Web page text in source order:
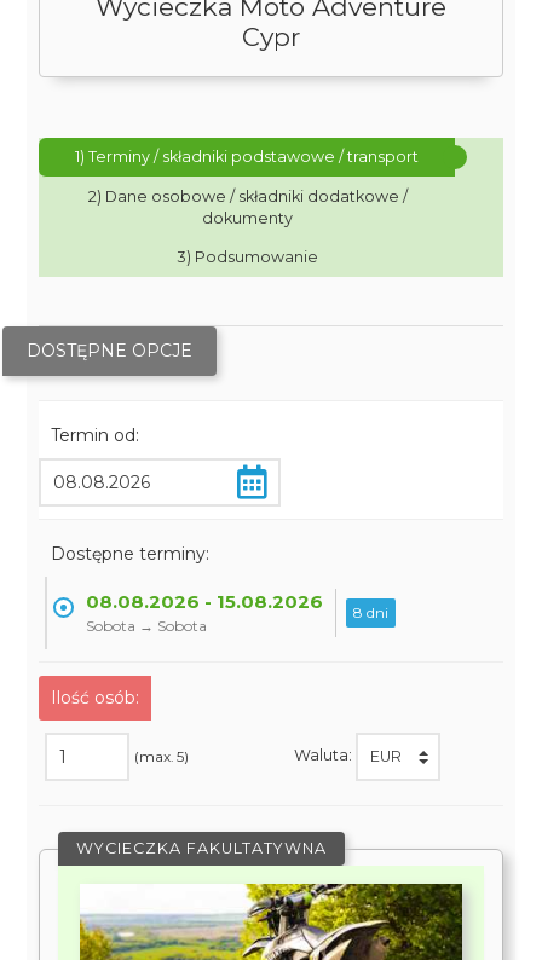
Wycieczka Moto Adventure
Cypr
1) Terminy / składniki podstawowe / transport
2) Dane osobowe / składniki dodatkowe /
dokumenty
3) Podsumowanie
DOSTĘPNE OPCJE
Termin od:
Dostępne terminy:
08.08.2026 - 15.08.2026
Sobota → Sobota
8 dni
Ilość osób:
(max. 5) Waluta:
WYCIECZKA FAKULTATYWNA